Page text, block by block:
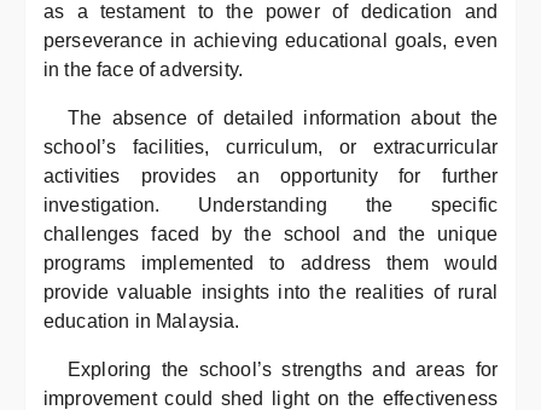
as a testament to the power of dedication and
perseverance in achieving educational goals, even
in the face of adversity.
The absence of detailed information about the
school’s facilities, curriculum, or extracurricular
activities provides an opportunity for further
investigation. Understanding the specific
challenges faced by the school and the unique
programs implemented to address them would
provide valuable insights into the realities of rural
education in Malaysia.
Exploring the school’s strengths and areas for
improvement could shed light on the effectiveness